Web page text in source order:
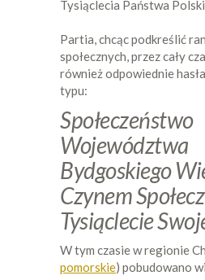
Tysiąclecia Państwa
Partia, chcąc podkreślić
społecznych, przez cały
również odpowiednie
typu:
Społeczeństwo
Województwa
Bydgoskiego
Czynem
Tysiąclecie
W tym czasie w regionie
pomorskie) pobudowano